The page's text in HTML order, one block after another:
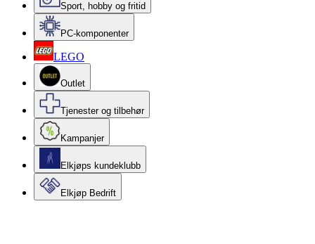
Sport, hobby og fritid
PC-komponenter
LEGO
Outlet
Tjenester og tilbehør
Kampanjer
Elkjøps kundeklubb
Elkjøp Bedrift